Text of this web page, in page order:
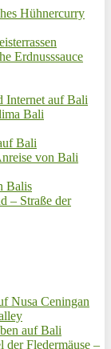
Hühnercurry
Erdnusssauce
Internet auf Bali
Bali
Bali
von Bali
Balis
– Straße der
Nusa Ceningan
auf Bali
der Fledermäuse –